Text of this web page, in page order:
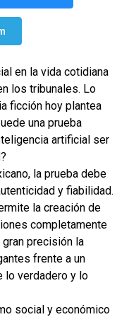
en la vida cotidiana
los tribunales. Lo
ficción hoy plantea
una prueba
artificial ser
la prueba debe
y fiabilidad.
la creación de
completamente
precisión la
frente a un
lo verdadero y lo
social y económico